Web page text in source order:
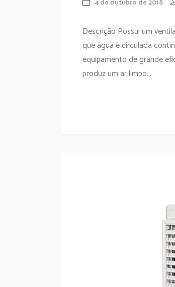
4 de outubro de 2018
Descrição Possui um
que água é circulada
equipamento de grande
produz um ar limpo...